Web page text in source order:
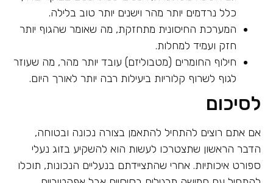
כלל נרדמים יותר מהר וישנים יותר טוב בלילה.
המערכת החיסונית מתחזקת, מה שאומר שהגוף יותר
חזק ועמיד למחלות.
חילוף החומרים (מטבוליזם) עובד יותר מהר, מה שעוזר
לגוף לשרוף קלוריות ביעילות רבה יותר לאורך היום.
לסיכום
אם אתם רוצים להתחיל להתאמן בצורה נכונה ובטוחה,
הדבר הראשון שתצטרכו לעשות הוא להשקיע בזוג נעלי
ספורט איכותיות. אחרי שהתציידתם בנעליים הנכונות, תוכלו